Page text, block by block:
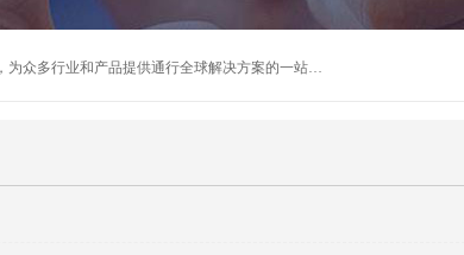
深圳万检通科技有限公司主营:iso9001质量认证机构及质检报告流程，为众多行业和产品提供通行全球解决方案的一站式全领域公共检测、鉴定、验货、srrc认证,质量检测认证及CE认证公司，帮助企业应对全球各种技术贸易壁垒，提升企业竞争优势，满足其对品质的高标准要求。